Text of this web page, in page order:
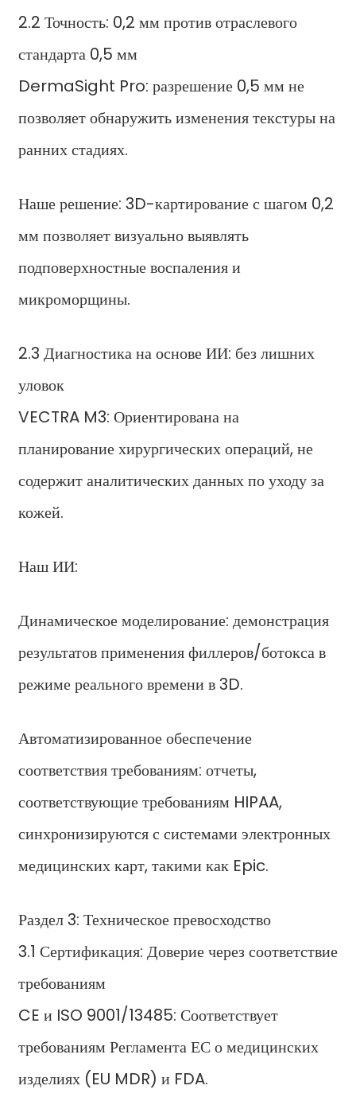
2.2 Точность: 0,2 мм против отраслевого
стандарта 0,5 мм
DermaSight Pro: разрешение 0,5 мм не
позволяет обнаружить изменения текстуры на
ранних стадиях.
Наше решение: 3D-картирование с шагом 0,2
мм позволяет визуально выявлять
подповерхностные воспаления и
микроморщины.
2.3 Диагностика на основе ИИ: без лишних
уловок
VECTRA M3: Ориентирована на
планирование хирургических операций, не
содержит аналитических данных по уходу за
кожей.
Наш ИИ:
Динамическое моделирование: демонстрация
результатов применения филлеров/ботокса в
режиме реального времени в 3D.
Автоматизированное обеспечение
соответствия требованиям: отчеты,
соответствующие требованиям HIPAA,
синхронизируются с системами электронных
медицинских карт, такими как Epic.
Раздел 3: Техническое превосходство
3.1 Сертификация: Доверие через соответствие
требованиям
CE и ISO 9001/13485: Соответствует
требованиям Регламента ЕС о медицинских
изделиях (EU MDR) и FDA.